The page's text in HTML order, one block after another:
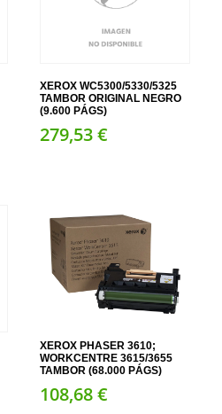
XEROX WC5300/5330/5325
TAMBOR ORIGINAL NEGRO
(9.600 PÁGS)
279,53€
XEROX PHASER 3610;
WORKCENTRE 3615/3655
TAMBOR (68.000 PÁGS)
108,68€